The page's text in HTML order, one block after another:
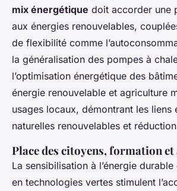
mix énergétique doit accorder une
aux énergies renouvelables,
de flexibilité comme
la généralisation des pompes à
l’optimisation énergétique des
énergie renouvelable et agriculture
usages locaux, démontrant les liens
naturelles renouvelables et
Place des citoyens, formation
La sensibilisation à l’énergie
en technologies vertes stimulent